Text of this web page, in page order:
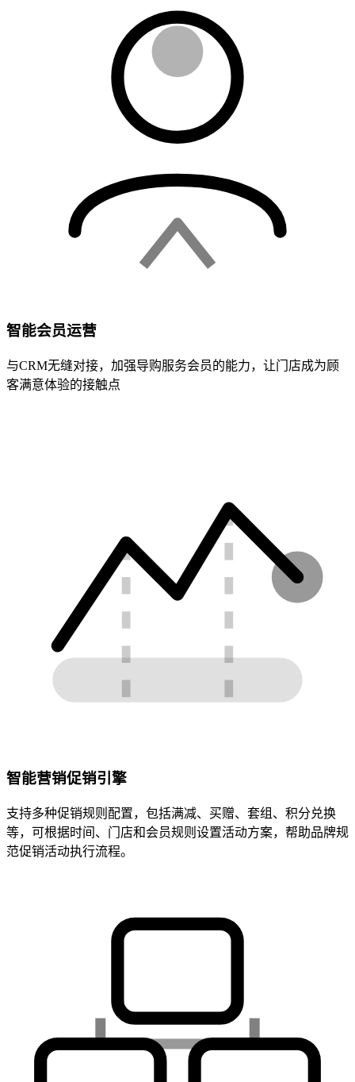
智能会员运营
与CRM无缝对接，加强导购服务会员的能力，让门店成为顾
客满意体验的接触点
智能营销促销引擎
支持多种促销规则配置，包括满减、买赠、套组、积分兑换
等，可根据时间、门店和会员规则设置活动方案，帮助品牌规
范促销活动执行流程。